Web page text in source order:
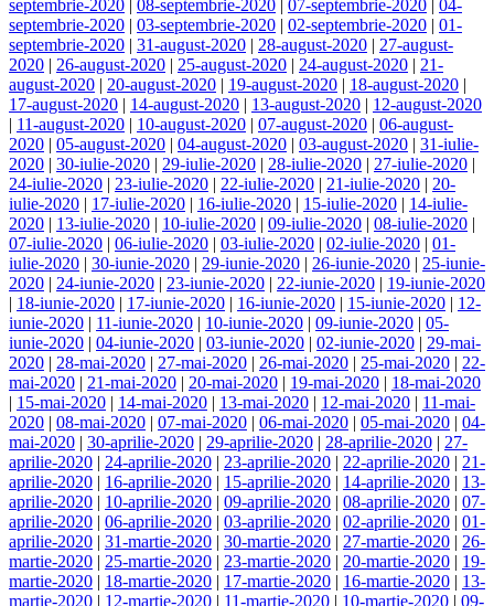
septembrie-2020 08-septembrie-2020 07-septembrie-2020
04-
septembrie-2020 | 03-septembrie-2020 | 02-septembrie-2020 | 01-
septembrie-2020 | 31-august-2020 | 28-august-2020 | 27-august-
2020 | 26-august-2020 | 25-august-2020 | 24-august-2020 | 21-
august-2020 | 20-august-2020 | 19-august-2020 | 18-august-2020 |
17-august-2020 | 14-august-2020 | 13-august-2020 | 12-august-2020
| 11-august-2020 | 10-august-2020 | 07-august-2020 | 06-august-
2020 | 05-august-2020 | 04-august-2020 | 03-august-2020 | 31-iulie-
2020 | 30-iulie-2020 | 29-iulie-2020 | 28-iulie-2020 | 27-iulie-2020 |
24-iulie-2020 | 23-iulie-2020 | 22-iulie-2020 | 21-iulie-2020 | 20-
iulie-2020 | 17-iulie-2020 | 16-iulie-2020 | 15-iulie-2020 | 14-iulie-
2020 | 13-iulie-2020 | 10-iulie-2020 | 09-iulie-2020 | 08-iulie-2020 |
07-iulie-2020 | 06-iulie-2020 | 03-iulie-2020 | 02-iulie-2020 | 01-
iulie-2020 | 30-iunie-2020 | 29-iunie-2020 | 26-iunie-2020 | 25-iunie-
2020 | 24-iunie-2020 | 23-iunie-2020 | 22-iunie-2020 | 19-iunie-2020
| 18-iunie-2020 | 17-iunie-2020 | 16-iunie-2020 | 15-iunie-2020 | 12-
iunie-2020 | 11-iunie-2020 | 10-iunie-2020 | 09-iunie-2020 | 05-
iunie-2020 | 04-iunie-2020 | 03-iunie-2020 | 02-iunie-2020 | 29-mai-
2020 | 28-mai-2020 | 27-mai-2020 | 26-mai-2020 | 25-mai-2020 | 22-
mai-2020 | 21-mai-2020 | 20-mai-2020 | 19-mai-2020 | 18-mai-2020
| 15-mai-2020 | 14-mai-2020 | 13-mai-2020 | 12-mai-2020 | 11-mai-
2020 | 08-mai-2020 | 07-mai-2020 | 06-mai-2020 | 05-mai-2020 | 04-
mai-2020 | 30-aprilie-2020 | 29-aprilie-2020 | 28-aprilie-2020 | 27-
aprilie-2020 | 24-aprilie-2020 | 23-aprilie-2020 | 22-aprilie-2020 | 21-
aprilie-2020 | 16-aprilie-2020 | 15-aprilie-2020 | 14-aprilie-2020 | 13-
aprilie-2020 | 10-aprilie-2020 | 09-aprilie-2020 | 08-aprilie-2020 | 07-
aprilie-2020 | 06-aprilie-2020 | 03-aprilie-2020 | 02-aprilie-2020 | 01-
aprilie-2020 | 31-martie-2020 | 30-martie-2020 | 27-martie-2020 | 26-
martie-2020 | 25-martie-2020 | 23-martie-2020 | 20-martie-2020 | 19-
martie-2020 | 18-martie-2020 | 17-martie-2020 | 16-martie-2020 | 13-
martie-2020 | 12-martie-2020 | 11-martie-2020 | 10-martie-2020 | 09-